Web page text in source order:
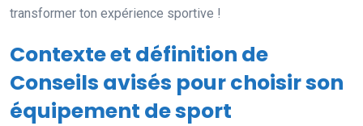
transformer ton expérience sportive !
Contexte et définition de
Conseils avisés pour choisir son
équipement de sport